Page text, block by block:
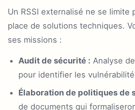
Un RSSI externalisé ne se limite
place de solutions techniques.
ses missions :
Audit de sécurité : Analyse
pour identifier les
Élaboration de politiques de
de documents qui